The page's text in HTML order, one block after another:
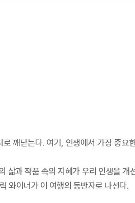
깨닫는다. 여기, 인생에서 가장 중요
삶과 작품 속의 지혜가 우리 인생을 개
와이너가 이 여행의 동반자로 나선다.